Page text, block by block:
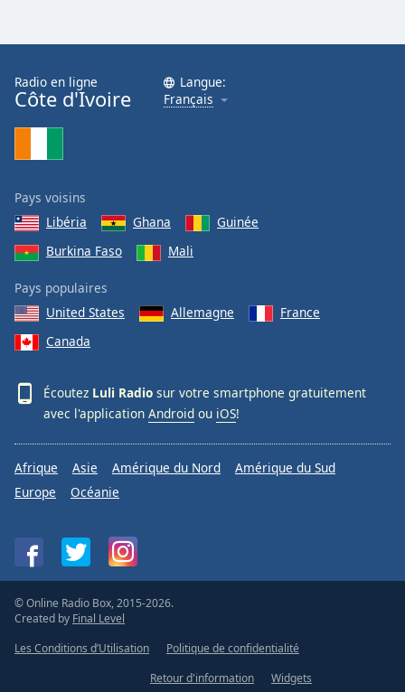
Radio en ligne
Côte d'Ivoire
Langue:
Français
Pays voisins
Libéria
Ghana
Guinée
Burkina Faso
Mali
Pays populaires
United States
Allemagne
France
Canada
Écoutez Luli Radio sur votre smartphone gratuitement
avec l'application Android ou iOS!
Afrique Asie Amérique du Nord
Amérique du Sud
Europe
Océanie
© Online Radio Box, 2015-2026.
Created by Final Level
Les Conditions d’Utilisation
Politique de confidentialité
Retour d'information
Widgets